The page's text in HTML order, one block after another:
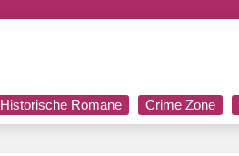
Historische Romane Crime Zone